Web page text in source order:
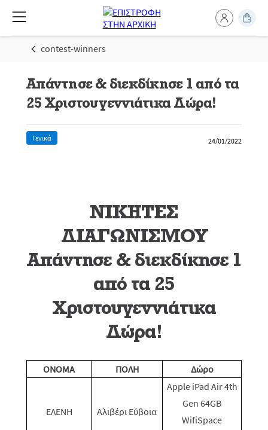
contest-winners
Απάντησε & διεκδίκησε 1 από τα
25 Χριστουγεννιάτικα Δώρα!
Γενικά 24/01/2022
ΝΙΚΗΤΕΣ
ΔΙΑΓΩΝΙΣΜΟΥ
Απάντησε & διεκδίκησε 1
από τα 25
Χριστουγεννιάτικα
Δώρα!
ONOMA ΠΟΛΗ Δώρο
ΕΛΕΝΗ Αλιβέρι Εύβοια
Apple iPad Air 4th
Gen 64GB
WifiSpace